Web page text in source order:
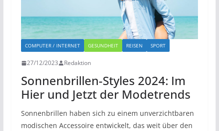
COMPUTER / INTERNET GESUNDHEIT REISEN SPORT
27/12/2023 Redaktion
Sonnenbrillen-Styles 2024: Im
Hier und Jetzt der Modetrends
Sonnenbrillen haben sich zu einem unverzichtbaren
modischen Accessoire entwickelt, das weit über den